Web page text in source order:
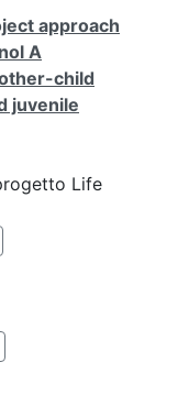
approach
A
child
juvenile
Life